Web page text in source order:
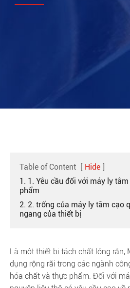
Table of Content [ Hide ]
1. 1. Yêu cầu đối với máy ly
phẩm
2. 2. trống của máy ly tâm cạo
ngang của thiết bị
Là một thiết bị tách chất lỏng rắn,
dụng rộng rãi trong các ngành
hóa chất và thực phẩm. Đối với